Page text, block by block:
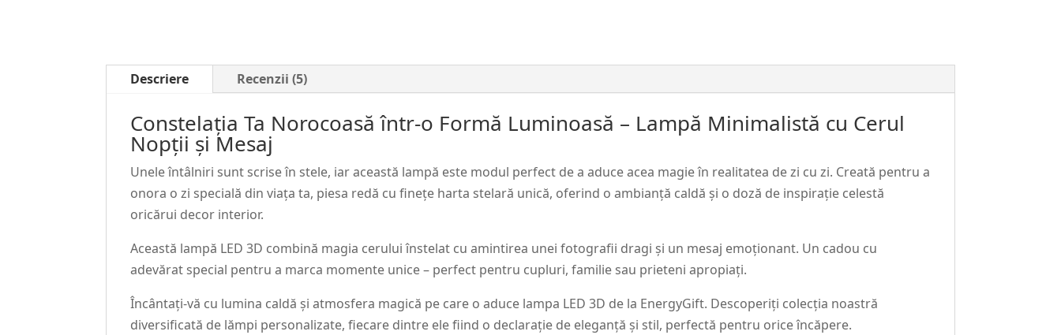
Map
Descriere Recenzii (5)
Constelația Ta Norocoasă într-o Formă Luminoasă – Lampă Minimalistă cu Cerul
Nopții și Mesaj
Unele întâlniri sunt scrise în stele, iar această lampă este modul perfect de a aduce acea magie în realitatea de zi cu zi. Creată pentru a
onora o zi specială din viața ta, piesa redă cu finețe harta stelară unică, oferind o ambianță caldă și o doză de inspirație celestă
oricărui decor interior.
Această lampă LED 3D combină magia cerului înstelat cu amintirea unei fotografii dragi și un mesaj emoționant. Un cadou cu
adevărat special pentru a marca momente unice – perfect pentru cupluri, familie sau prieteni apropiați.
Încântați-vă cu lumina caldă și atmosfera magică pe care o aduce lampa LED 3D de la EnergyGift. Descoperiți colecția noastră
diversificată de lămpi personalizate, fiecare dintre ele fiind o declarație de eleganță și stil, perfectă pentru orice încăpere.